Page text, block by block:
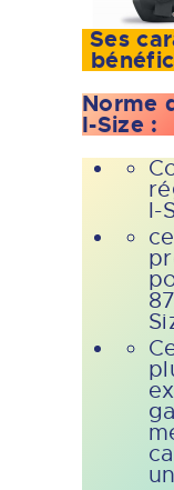
Ses
Norme
I-Size :
I-